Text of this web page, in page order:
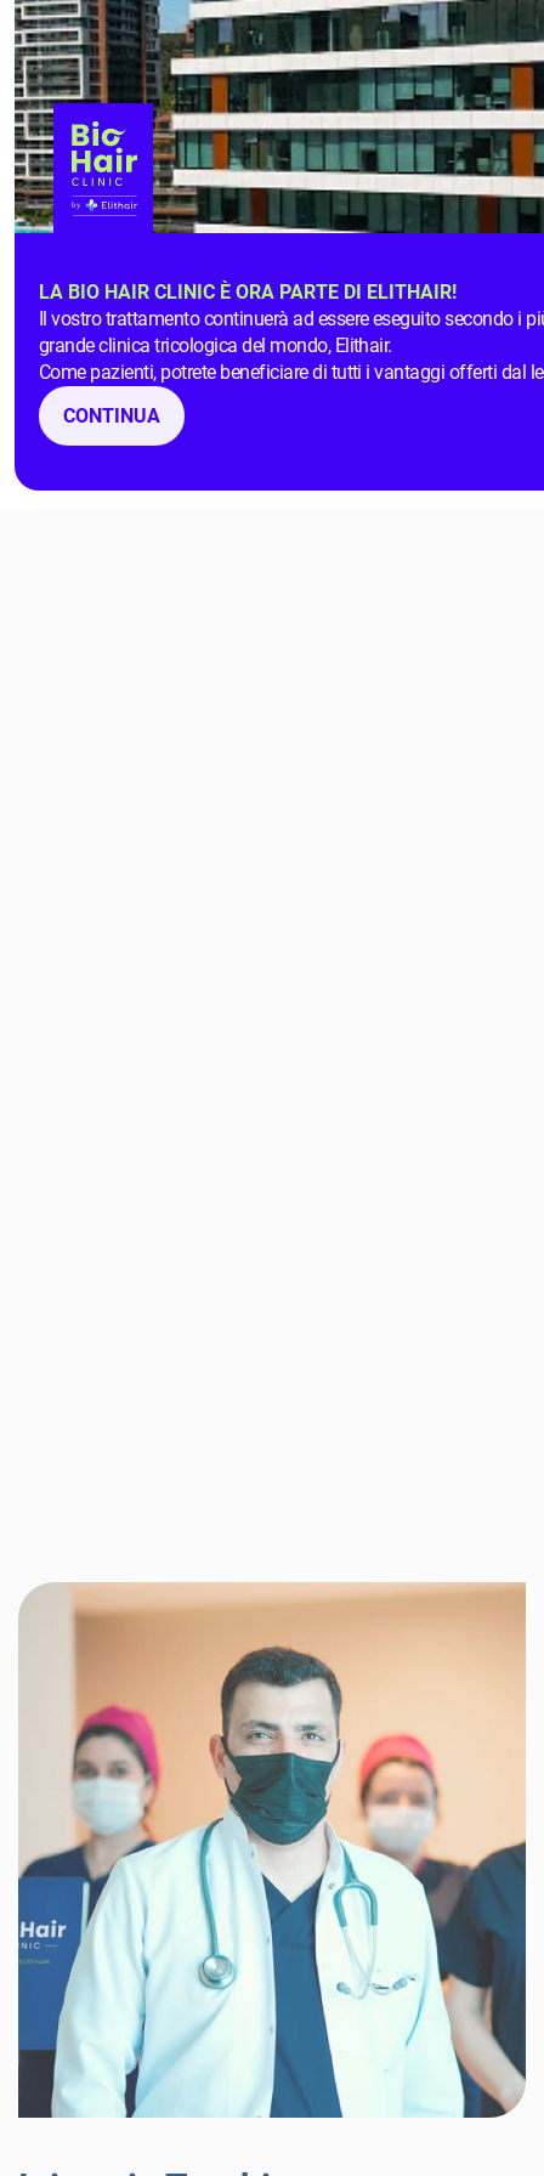
LA BIO HAIR CLINIC È ORA PARTE DI ELITHAIR!
Il vostro trattamento continuerà ad essere eseguito secondo i
grande clinica tricologica del mondo, Elithair.
Come pazienti, potrete beneficiare di tutti i vantaggi offerti dal
CONTINUA